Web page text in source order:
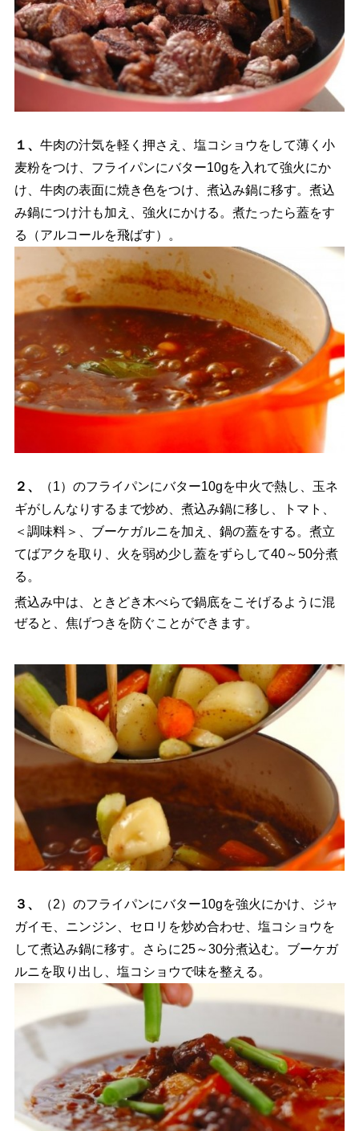
１、 牛肉の汁気を軽く押さえ、塩コショウをして薄く小
麦粉をつけ、フライパンにバター10gを入れて強火にか
け、牛肉の表面に焼き色をつけ、煮込み鍋に移す。煮込
み鍋につけ汁も加え、強火にかける。煮たったら蓋をす
る（アルコールを飛ばす）。
２、
（1）のフライパンにバター10gを中火で熱し、玉ネ
ギがしんなりするまで炒め、煮込み鍋に移し、トマト、
＜調味料＞、ブーケガルニを加え、鍋の蓋をする。煮立
てばアクを取り、火を弱め少し蓋をずらして40～50分煮
る。
煮込み中は、ときどき木べらで鍋底をこそげるように混
ぜると、焦げつきを防ぐことができます。
３、
（2）のフライパンにバター10gを強火にかけ、ジャ
ガイモ、ニンジン、セロリを炒め合わせ、塩コショウを
して煮込み鍋に移す。さらに25～30分煮込む。ブーケガ
ルニを取り出し、塩コショウで味を整える。